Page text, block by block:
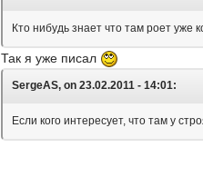
Кто нибудь знает что там роет уже
Так я уже писал
SergeAS, on 23.02.2011 - 14:01:
Если кого интересует, что там у